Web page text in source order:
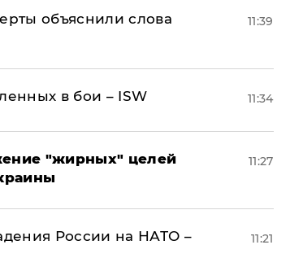
объяснили слова
11:39
в бои – ISW 11:34
"жирных" целей
11:27
России на НАТО –
11:21